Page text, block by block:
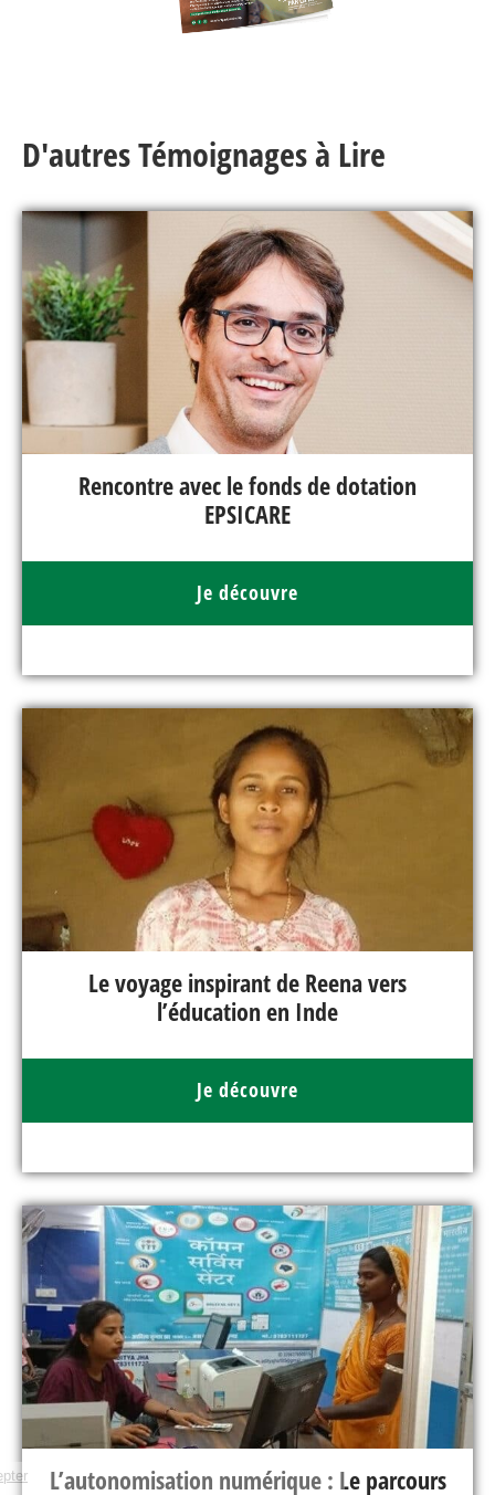
Continuer sans accepter
D'autres Témoignages à Lire
Rencontre avec le fonds de dotation
EPSICARE
Je découvre
Le voyage inspirant de Reena vers
l’éducation en Inde
Je découvre
L’autonomisation numérique : Le parcours